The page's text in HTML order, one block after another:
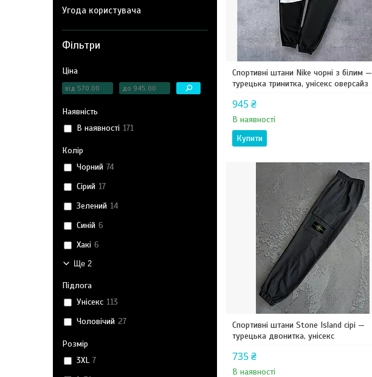
Спортивні штани Nike чорні з білим —
турецька тринитка, унісекс оверсайз
945 ₴
В наявності
Купити
Спортивні штани Stone Island сірі —
турецька двонитка, унісекс
735 ₴
В наявності
Угода користувача
Фільтри
Ціна
Наявність
В наявності 171
Колір
Чорний 74
Сірий 17
Зелений 14
Синій 6
Хакі 6
Ще 2
Підлога
Унісекс 113
Чоловічий 27
Розмір
3XL 7